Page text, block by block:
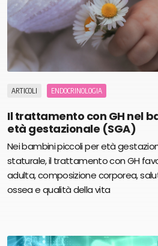
ARTICOLI ENDOCRINOLOGIA
Il trattamento con GH nel
età gestazionale (SGA)
Nei bambini piccoli per età
staturale, il trattamento con GH
adulta, composizione corporea,
ossea e qualità della vita